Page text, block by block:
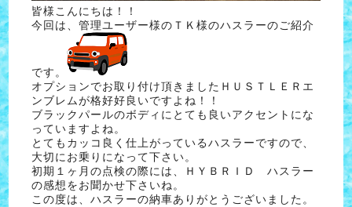
皆様こんにちは！！
今回は、管理ユーザー様のＴＫ様のハスラーのご紹介
です。
オプションでお取り付け頂きましたＨＵＳＴＬＥＲエ
ンブレムが格好好良いですよね！！
ブラックパールのボディにとても良いアクセントにな
っていますよね。
とてもカッコ良く仕上がっているハスラーですので、
大切にお乗りになって下さい。
初期１ヶ月の点検の際には、ＨＹＢＲＩＤ ハスラー
の感想をお聞かせ下さいね。
この度は、ハスラーの納車ありがとうございました。